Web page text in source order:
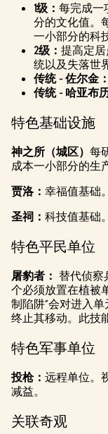
1级： 每完成一
分的文化值。
一小部分的科
2级： 提高定居
统以及失落世
传统 - 佐尔金：
传统 - 哈亚布
特色基础设施
神之所（城区） 每
成本一小部分的生
贾洛： 幸福值基础
圣祠： 科技值基础
特色平民单位
屠豹者： 替代侦察
个必须放置在植被
制陷阱”会对进入
终止其移动。此技
特色军事单位
投枪： 远程单位。
减益。
关联奇观